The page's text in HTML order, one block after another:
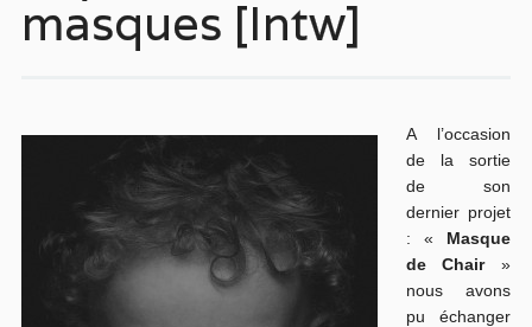
masques [Intw]
A l’occasion
de la sortie
de son
dernier projet
: « Masque
de Chair»
nous avons
pu échanger